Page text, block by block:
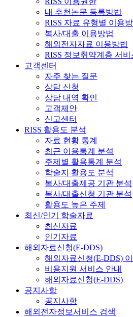
내 추천논문 등록방법
RISS 자료 유형별 이용
복사/대출 이용방법
해외전자자료 이용방법
RISS 정보취약계층 서
고객센터
자주 찾는 질문
상담 신청
상담 내역 확인
고객제안
신고센터
RISS 활용도 분석
자료 현황 통계
최근 이용통계 분석
주제별 활용통계 분석
학술지 활용도 분석
복사/대출제공 기관 분석
복사/대출신청 기관 분석
활용도 높은 주제
최신/인기 학술자료
최신자료
인기자료
해외자료신청(E-DDS)
해외자료신청(E-DDS)
비용지원 서비스 안내
해외자료신청(E-DDS)
공지사항
공지사항
해외전자정보서비스 검색